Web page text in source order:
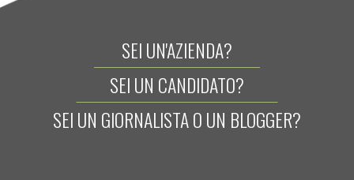
SEI UN'AZIENDA?
SEI UN CANDIDATO?
SEI UN GIORNALISTA O UN BLOGGER?